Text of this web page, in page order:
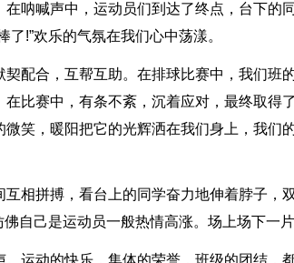
呐喊声中，运动员们到达了终点，台下的
!”欢乐的气氛在我们心中荡漾。
配合，互帮互助。在排球比赛中，我们班
比赛中，有条不紊，沉着应对，最终取得
笑，暖阳把它的光辉洒在我们身上，我们
相拼搏，看台上的同学奋力地伸着脖子，
自己是运动员一般热情高涨。场上场下一
运动的快乐，集体的荣誉，班级的团结，